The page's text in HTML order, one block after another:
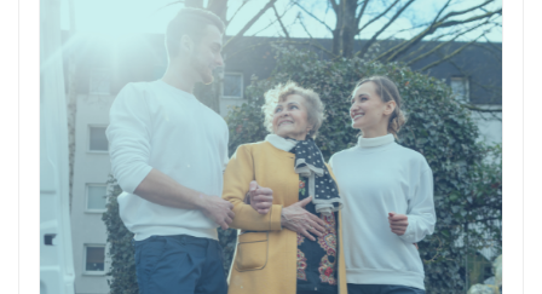
Perspectives de carrière
Avantages
Ces métiers peuvent vous intéresser